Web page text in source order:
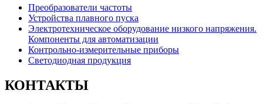
Преобразователи частоты
Устройства плавного пуска
Электротехническое оборудование низкого напряжения.
Компоненты для автоматизации
Контрольно-измерительные приборы
Светодиодная продукция
КОНТАКТЫ